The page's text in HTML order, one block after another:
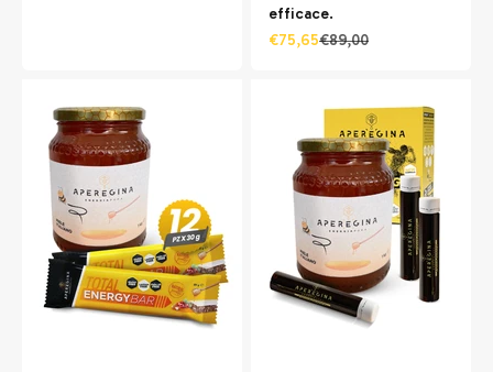
efficace.
Prezzo scontato
€75,65Prezzo
€89,00